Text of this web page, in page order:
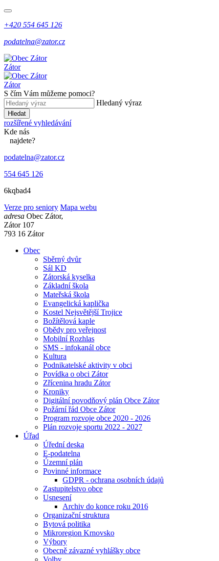
+420 554 645 126
podatelna@zator.cz
Zátor
Zátor
S čím Vám můžeme pomoci?
Hledaný výraz
Hledat
rozšířené vyhledávání
Kde nás
najdete?
podatelna@zator.cz
554 645 126
6kqbad4
Verze pro seniory Mapa webu
adresa Obec Zátor,
Zátor 107
793 16 Zátor
Obec
Sběrný dvůr
Sál KD
Zátorská kyselka
Základní škola
Mateřská škola
Evangelická kaplička
Kostel Nejsvětější Trojice
Božítělová kaple
Obědy pro veřejnost
Mobilní Rozhlas
SMS - infokanál obce
Kultura
Podnikatelské aktivity v obci
Povídka o obci Zátor
Zřícenina hradu Zátor
Kroniky
Digitální povodňový plán Obce Zátor
Požární řád Obce Zátor
Program rozvoje obce 2020 - 2026
Plán rozvoje sportu 2022 - 2027
Úřad
Úřední deska
E-podatelna
Územní plán
Povinné informace
GDPR - ochrana osobních údajů
Zastupitelstvo obce
Usnesení
Archiv do konce roku 2016
Organizační struktura
Bytová politika
Mikroregion Krnovsko
Výbory
Obecně závazné vyhlášky obce
Volby